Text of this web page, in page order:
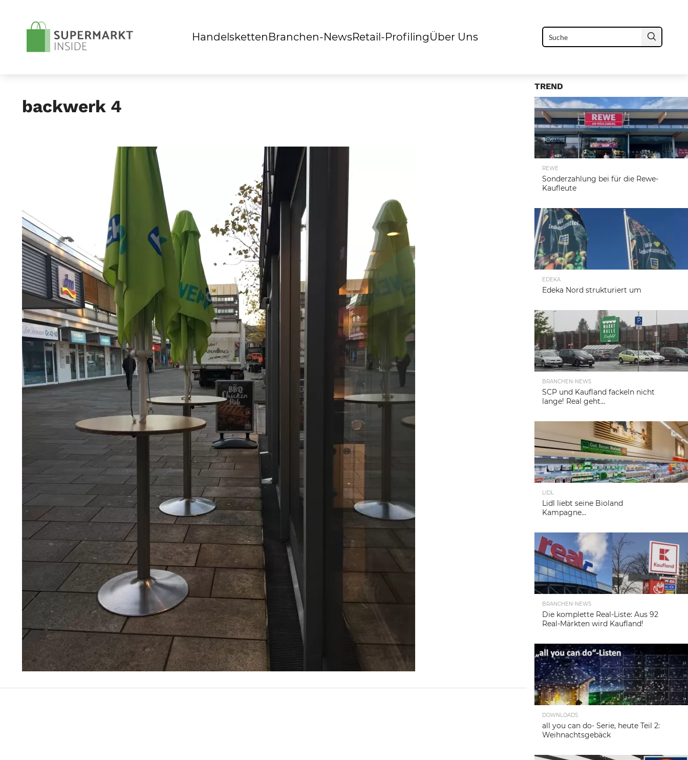
Handelsketten Branchen-NewsRetail-ProfilingÜber Uns
backwerk 4
TREND
REWE
Sonderzahlung bei für die Rewe-
Kaufleute
EDEKA
Edeka Nord strukturiert um
BRANCHEN-NEWS
SCP und Kaufland fackeln nicht
lange! Real geht…
LIDL
Lidl liebt seine Bioland
Kampagne…
BRANCHEN-NEWS
Die komplette Real-Liste: Aus 92
Real-Märkten wird Kaufland!
DOWNLOADS
all you can do- Serie, heute Teil 2:
Weihnachtsgebäck